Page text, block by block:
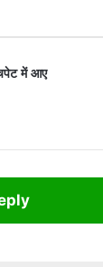
में आए